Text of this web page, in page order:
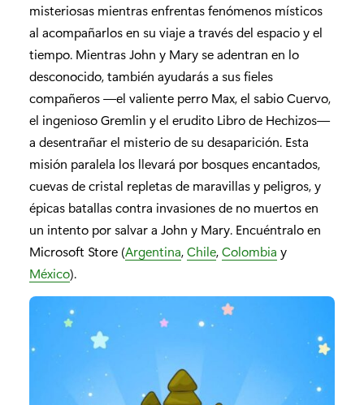
misteriosas mientras enfrentas fenómenos místicos
al acompañarlos en su viaje a través del espacio y el
tiempo. Mientras John y Mary se adentran en lo
desconocido, también ayudarás a sus fieles
compañeros —el valiente perro Max, el sabio Cuervo,
el ingenioso Gremlin y el erudito Libro de Hechizos—
a desentrañar el misterio de su desaparición. Esta
misión paralela los llevará por bosques encantados,
cuevas de cristal repletas de maravillas y peligros, y
épicas batallas contra invasiones de no muertos en
un intento por salvar a John y Mary. Encuéntralo en
Microsoft Store (Argentina,Chile,Colombia y
México).